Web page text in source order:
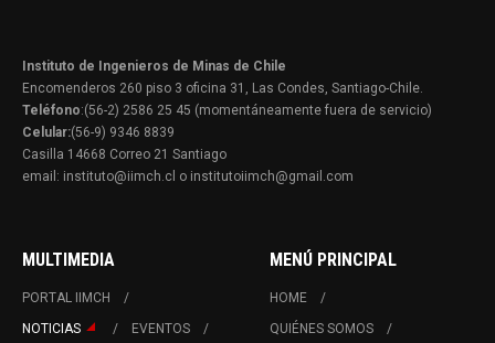
Instituto de Ingenieros de Minas de Chile
Encomenderos 260 piso 3 oficina 31, Las Condes, Santiago-Chile.
Teléfono:(56-2) 2586 25 45 (momentáneamente fuera de servicio)
Celular:(56-9) 9346 8839
Casilla 14668 Correo 21 Santiago
email: instituto@iimch.cl o institutoiimch@gmail.com
MULTIMEDIA
PORTAL IIMCH
NOTICIAS
EVENTOS
MENÚ PRINCIPAL
HOME
QUIÉNES SOMOS